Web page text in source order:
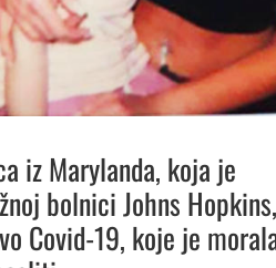
iz Marylanda, koja je
bolnici Johns Hopkins,
Covid-19, koje je